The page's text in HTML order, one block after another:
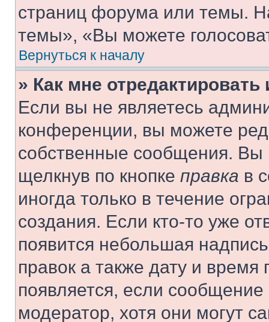
страниц форума или темы.
темы», «Вы можете
Вернуться к началу
» Как мне
Если вы не являетесь
конференции, вы можете
собственные сообщения. Вы
щелкнув по кнопке правка в
иногда только в течение
создания. Если кто-то уже
появится небольшая
правок а также дату и
появляется, если
модератор, хотя они могут